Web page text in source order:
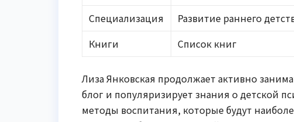
Специализация
Развитие раннего
Книги
Список книг
Лиза Янковская продолжает активно
блог и популяризирует знания о детской
методы воспитания, которые будут